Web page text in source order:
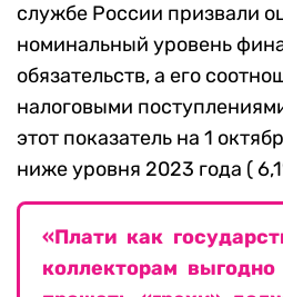
службе России призвали
номинальный уровень
обязательств, а его
налоговыми
этот показатель на 1
ниже уровня 2023 года (
«Плати как
коллекторам выгодно